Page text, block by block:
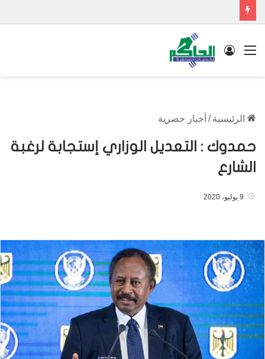
القائمة تسجيل الدخول
الرئيسية / أخبار حصرية
حمدوك : التعديل الوزاري إستجابة لرغبة
الشارع
9 يوليو، 2020